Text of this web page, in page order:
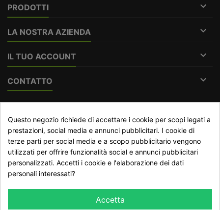
PRODOTTI 
LA NOSTRA AZIENDA 
IL TUO ACCOUNT 
CONTATTO 
Traccia stato del recesso
NEWSLETTER
Questo negozio richiede di accettare i cookie per scopi legati a
prestazioni, social media e annunci pubblicitari. I cookie di
terze parti per social media e a scopo pubblicitario vengono
utilizzati per offrire funzionalità social e annunci pubblicitari
personalizzati. Accetti i cookie e l'elaborazione dei dati
personali interessati?
Accetta